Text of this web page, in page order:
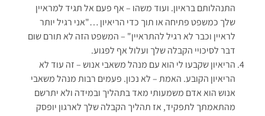
התנהלותם בראיון. ועוד משהו – אף פעם אל תגיד למראיין
שלך כמשפט פתיחה או תוך כדי הריאיון …"אני רגיל יותר
לראיין וכבר לא רגיל להתראיין" – המשפט הזה לא תורם שום
דבר לסיכויי הקבלה שלך ועלול אף לפגוע.
הריאיון שקבעו לי הוא עם מנהל משאבי אנוש – זה עוד לא
הריאיון הקובע. האמת – לא נכון. פעמים רבות מנהל משאבי
אנוש הוא אדם משמעותי מאד בתהליך ובמידה ולא יתרשם
מהתאמתך לתפקיד, אז תהליך הקבלה שלך לארגון יופסק